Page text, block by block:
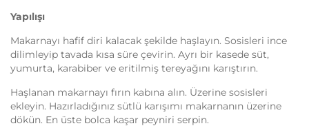
Yapılışı
Makarnayı hafif diri kalacak şekilde haşlayın. Sosisleri ince
dilimleyip tavada kısa süre çevirin. Ayrı bir kasede süt,
yumurta, karabiber ve eritilmiş tereyağını karıştırın.
Haşlanan makarnayı fırın kabına alın. Üzerine sosisleri
ekleyin. Hazırladığınız sütlü karışımı makarnanın üzerine
dökün. En üste bolca kaşar peyniri serpin.